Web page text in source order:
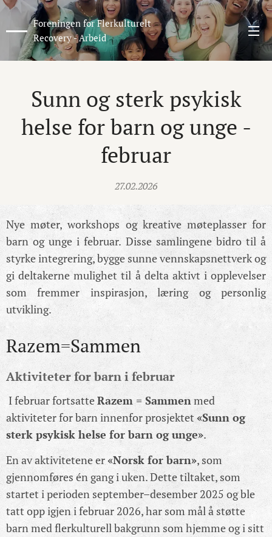
Foreningen for Flerkulturelt
Recovery - Arbeid
Sunn og sterk psykisk
helse for barn og unge -
februar
27.02.2026
Nye møter, workshops og kreative møteplasser for
barn og unge i februar. Disse samlingene bidro til å
styrke integrering, bygge sunne vennskapsnettverk og
gi deltakerne mulighet til å delta aktivt i opplevelser
som fremmer inspirasjon, læring og personlig
utvikling.
Razem=Sammen
Aktiviteter for barn i februar
I februar fortsatteRazem = Sammenmed
aktiviteter for barn innenfor prosjektet «Sunn og
sterk psykisk helse for barn og unge».
En av aktivitetene er«Norsk for barn», som
gjennomføres én gang i uken. Dette tiltaket, som
startet i perioden september–desember 2025 og ble
tatt opp igjen i februar 2026, har som mål å støtte
barn med flerkulturell bakgrunn som hjemme og i sitt